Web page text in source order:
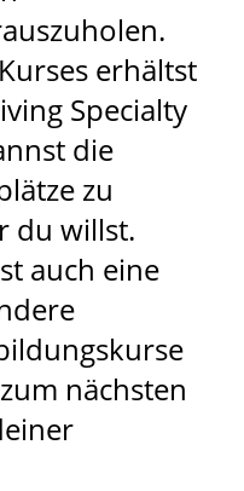
erhältst
Specialty
die
zu
du willst.
auch eine
nächsten